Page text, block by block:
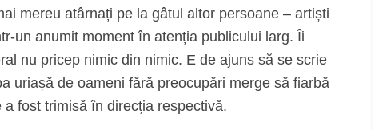
mereu atârnați pe la gâtul altor persoane – artiști
un anumit moment în atenția publicului larg. Îi
nu pricep nimic din nimic. E de ajuns să se scrie
uriașă de oameni fără preocupări merge să fiarbă
fost trimisă în direcția respectivă.